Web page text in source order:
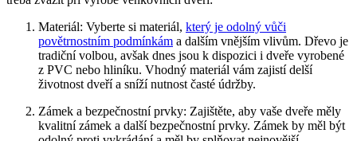
Materiál: Vyberte si materiál, který je odolný vůči
povětrnostním podmínkám a dalším vnějším vlivům. Dřevo je
tradiční volbou, avšak dnes jsou k dispozici i dveře vyrobené
z PVC nebo hliníku. Vhodný materiál vám zajistí delší
životnost dveří a sníží nutnost časté údržby.
Zámek a bezpečnostní prvky: Zajištěte, aby vaše dveře měly
kvalitní zámek a další bezpečnostní prvky. Zámek by měl být